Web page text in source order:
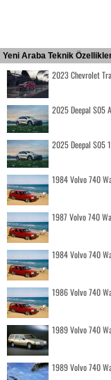
Yeni Araba Teknik
2023 Chevrolet
2025 Deepal S05
2025 Deepal S05
1984 Volvo 740
1987 Volvo 740
1984 Volvo 740
1986 Volvo 740
1989 Volvo 740
1989 Volvo 740